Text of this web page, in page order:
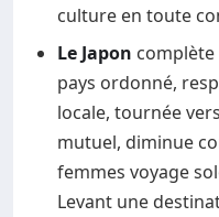
culture en toute
Le Japon
pays ordonné,
locale, tournée
mutuel, diminue
femmes voyage
Levant une